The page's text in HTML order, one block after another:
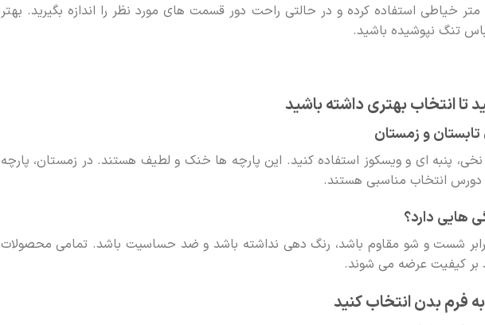
متر خیاطی استفاده کرده و در حالتی راحت دور قسمت های مورد نظر را اندازه بگیرید. بهتر
تنگ نپوشیده باشید.
تا انتخاب بهتری داشته باشید
و زمستان
نخی، پنبه ای و ویسکوز استفاده کنید. این پارچه ها خنک و لطیف هستند. در زمستان، پارچه
دورس انتخاب مناسبی هستند.
هایی دارد؟
برابر شست و شو مقاوم باشد، رنگ دهی نداشته باشد و ضد حساسیت باشد. تمامی محصولات
بر کیفیت عرضه می شوند.
فرم بدن انتخاب کنید